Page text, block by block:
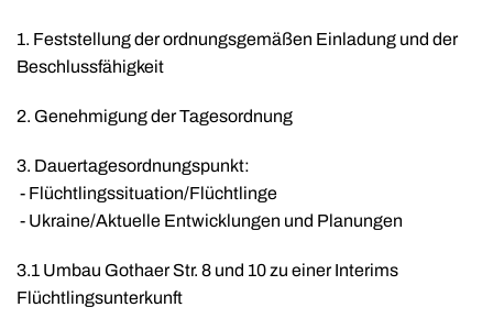
1. Feststellung der ordnungsgemäßen Einladung und der
Beschlussfähigkeit
2. Genehmigung der Tagesordnung
3. Dauertagesordnungspunkt:
- Flüchtlingssituation/Flüchtlinge
- Ukraine/Aktuelle Entwicklungen und Planungen
3.1 Umbau Gothaer Str. 8 und 10 zu einer Interims
Flüchtlingsunterkunft